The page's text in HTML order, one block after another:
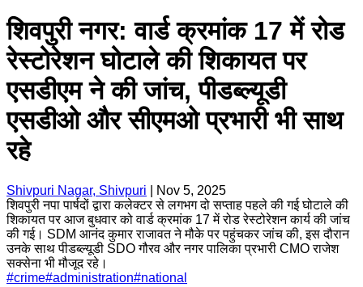
शिवपुरी नगर: वार्ड क्रमांक 17 में रोड
रेस्टोरेशन घोटाले की शिकायत पर
एसडीएम ने की जांच, पीडब्ल्यूडी
एसडीओ और सीएमओ प्रभारी भी साथ
रहे
Shivpuri Nagar, Shivpuri
Nov 5, 2025
शिवपुरी नपा पार्षदों द्वारा कलेक्टर से लगभग दो सप्ताह पहले की गई घोटाले की
शिकायत पर आज बुधवार को वार्ड क्रमांक 17 में रोड रेस्टोरेशन कार्य की जांच
की गई। SDM आनंद कुमार राजावत ने मौके पर पहुंचकर जांच की, इस दौरान
उनके साथ पीडब्ल्यूडी SDO गौरव और नगर पालिका प्रभारी CMO राजेश
सक्सेना भी मौजूद रहे।
#crime#administration#national